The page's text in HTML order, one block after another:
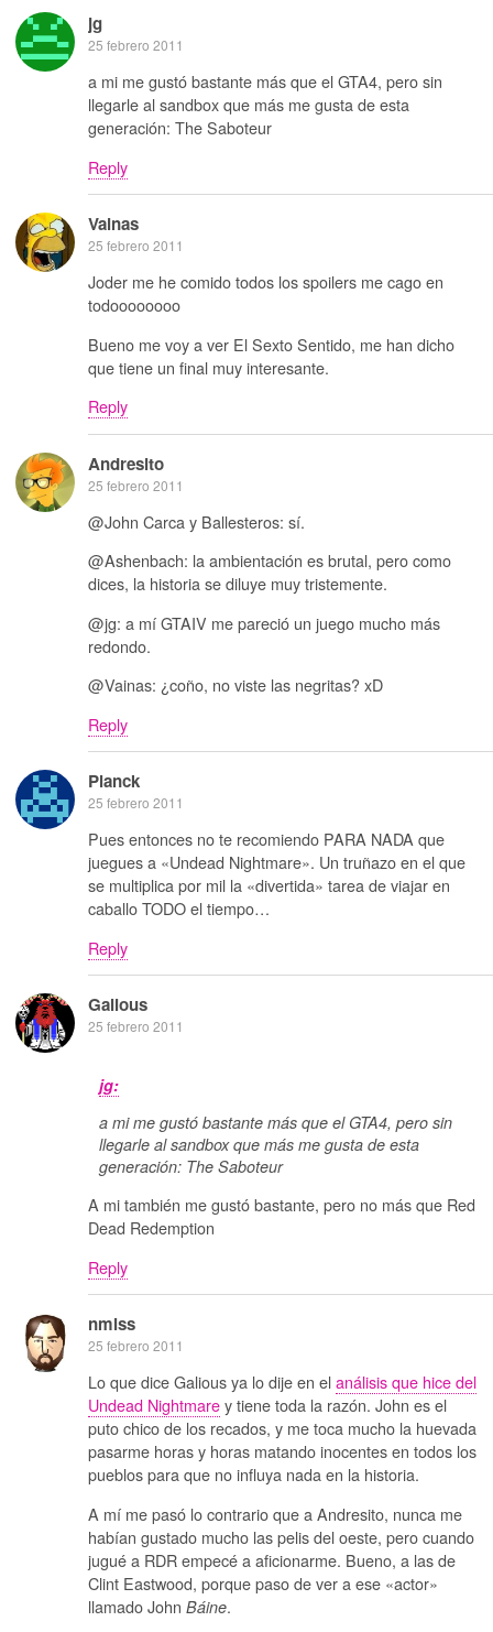
jg
25 febrero 2011
a mi me gustó bastante más que el GTA4, pero sin
llegarle al sandbox que más me gusta de esta
generación: The Saboteur
Reply
Vainas
25 febrero 2011
Joder me he comido todos los spoilers me cago en
todoooooooo
Bueno me voy a ver El Sexto Sentido, me han dicho
que tiene un final muy interesante.
Reply
Andresito
25 febrero 2011
@John Carca y Ballesteros: sí.
@Ashenbach: la ambientación es brutal, pero como
dices, la historia se diluye muy tristemente.
@jg: a mí GTAIV me pareció un juego mucho más
redondo.
@Vainas: ¿coño, no viste las negritas? xD
Reply
Planck
25 febrero 2011
Pues entonces no te recomiendo PARA NADA que
juegues a «Undead Nightmare». Un truñazo en el que
se multiplica por mil la «divertida» tarea de viajar en
caballo TODO el tiempo…
Reply
Galious
25 febrero 2011
jg:
a mi me gustó bastante más que el GTA4, pero sin
llegarle al sandbox que más me gusta de esta
generación: The Saboteur
A mi también me gustó bastante, pero no más que Red
Dead Redemption
Reply
nmlss
25 febrero 2011
Lo que dice Galious ya lo dije en elanálisis que hice del
Undead Nightmarey tiene toda la razón. John es el
puto chico de los recados, y me toca mucho la huevada
pasarme horas y horas matando inocentes en todos los
pueblos para que no influya nada en la historia.
A mí me pasó lo contrario que a Andresito, nunca me
habían gustado mucho las pelis del oeste, pero cuando
jugué a RDR empecé a aficionarme. Bueno, a las de
Clint Eastwood, porque paso de ver a ese «actor»
llamado John Báine.